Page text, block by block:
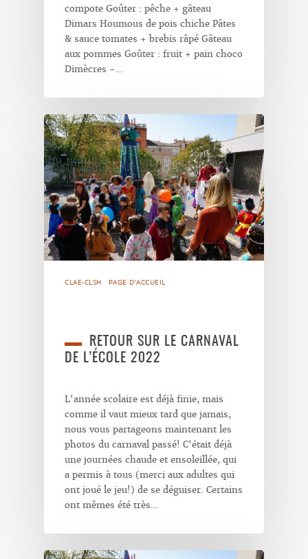
compote Goûter : pêche + gâteau
Dimars Houmous de pois chiche Pâtes
& sauce tomates + brebis râpé Gâteau
aux pommes Goûter : fruit + pain choco
Dimècres -…
CLAE-CLSH PAGE D'ACCUEIL
RETOUR SUR LE CARNAVAL
DE L’ÉCOLE 2022
L'année scolaire est déjà finie, mais
comme il vaut mieux tard que jamais,
nous vous partageons maintenant les
photos du carnaval passé! C'était déjà
une journées chaude et ensoleillée, qui
a permis à tous (merci aux adultes qui
ont joué le jeu!) de se déguiser. Certains
ont mêmes été très…